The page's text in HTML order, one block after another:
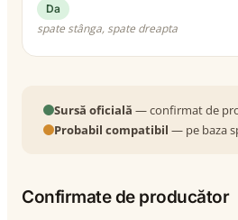
Da
spate stânga, spate dreapta
Sursă oficială — confirmat de
Probabil compatibil — pe baza
Confirmate de producător